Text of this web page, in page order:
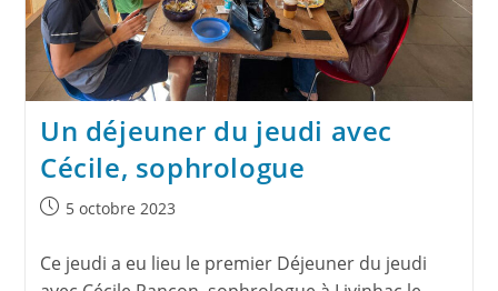
Un déjeuner du jeudi avec
Cécile, sophrologue
5 octobre 2023
Ce jeudi a eu lieu le premier Déjeuner du jeudi